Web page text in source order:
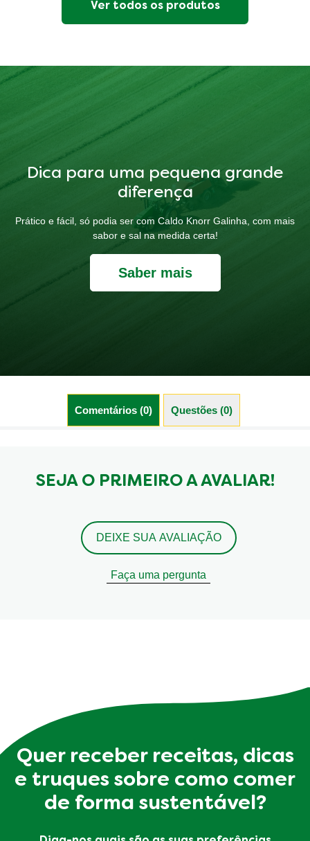
Ver todos os produtos
Dica para uma pequena grande
diferença
Prático e fácil, só podia ser com Caldo Knorr Galinha, com mais
sabor e sal na medida certa!
Saber mais
Comentários (0) Questões (0)
SEJA O PRIMEIRO A AVALIAR!
DEIXE SUA AVALIAÇÃO
Faça uma pergunta
Quer receber receitas, dicas
e truques sobre como comer
de forma sustentável?